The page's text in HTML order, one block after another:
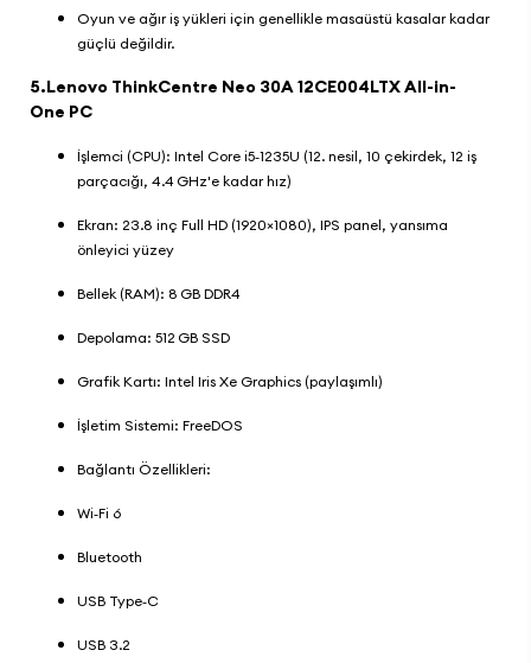
Oyun ve ağır iş yükleri için genellikle masaüstü kasalar kadar
güçlü değildir.
5.Lenovo ThinkCentre Neo 30A 12CE004LTX All-in-
One PC
İşlemci (CPU): Intel Core i5‑1235U (12. nesil, 10 çekirdek, 12 iş
parçacığı, 4.4 GHz'e kadar hız)
Ekran: 23.8 inç Full HD (1920×1080), IPS panel, yansıma
önleyici yüzey
Bellek (RAM): 8 GB DDR4
Depolama: 512 GB SSD
Grafik Kartı: Intel Iris Xe Graphics (paylaşımlı)
İşletim Sistemi: FreeDOS
Bağlantı Özellikleri:
Wi‑Fi 6
Bluetooth
USB Type‑C
USB 3.2